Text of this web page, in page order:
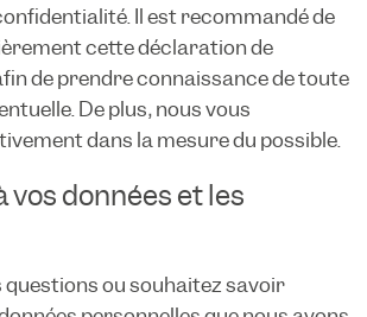
Il est recommandé de
cette déclaration de
de prendre connaissance de toute
De plus, nous vous
dans la mesure du possible.
vos données et les
questions ou souhaitez savoir